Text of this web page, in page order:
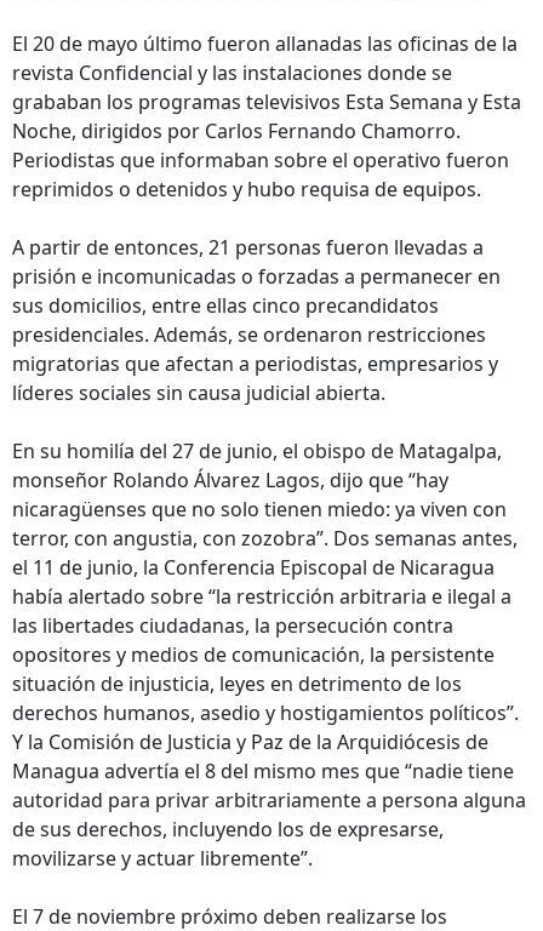
El 20 de mayo último fueron allanadas las oficinas de la
revista Confidencial y las instalaciones donde se
grababan los programas televisivos Esta Semana y Esta
Noche, dirigidos por Carlos Fernando Chamorro.
Periodistas que informaban sobre el operativo fueron
reprimidos o detenidos y hubo requisa de equipos.
A partir de entonces, 21 personas fueron llevadas a
prisión e incomunicadas o forzadas a permanecer en
sus domicilios, entre ellas cinco precandidatos
presidenciales. Además, se ordenaron restricciones
migratorias que afectan a periodistas, empresarios y
líderes sociales sin causa judicial abierta.
En su homilía del 27 de junio, el obispo de Matagalpa,
monseñor Rolando Álvarez Lagos, dijo que “hay
nicaragüenses que no solo tienen miedo: ya viven con
terror, con angustia, con zozobra”. Dos semanas antes,
el 11 de junio, la Conferencia Episcopal de Nicaragua
había alertado sobre “la restricción arbitraria e ilegal a
las libertades ciudadanas, la persecución contra
opositores y medios de comunicación, la persistente
situación de injusticia, leyes en detrimento de los
derechos humanos, asedio y hostigamientos políticos”.
Y la Comisión de Justicia y Paz de la Arquidiócesis de
Managua advertía el 8 del mismo mes que “nadie tiene
autoridad para privar arbitrariamente a persona alguna
de sus derechos, incluyendo los de expresarse,
movilizarse y actuar libremente”.
El 7 de noviembre próximo deben realizarse los